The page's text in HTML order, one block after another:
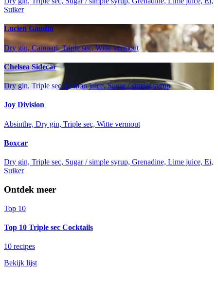
Suiker
Lucien Gaudin
Dry gin, Campari, Triple sec, Witte vermout
Chelsea Sidecar
Dry gin, Triple sec, Lemon juice, Sugar / simple syrup
Joy Division
Absinthe, Dry gin, Triple sec, Witte vermout
Boxcar
Dry gin, Triple sec, Sugar / simple syrup, Grenadine, Lime juice, Ei,
Suiker
Ontdek meer
Top 10
Top 10 Triple sec Cocktails
10 recipes
Bekijk lijst